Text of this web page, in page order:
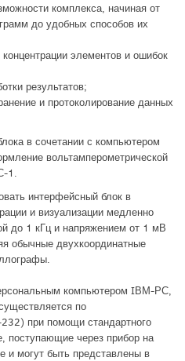
комплекса, начиная от
до удобных способов их
элементов и ошибок
результатов;
и протоколирование данных
в сочетании с компьютером
вольтамперометрической
1.
интерфейсный блок в
и визуализации медленно
до 1 кГц и напряжением от 1 мВ
обычные двухкоординатные
компьютером IВМ-РС,
по
при помощи стандартного
поступающие через прибор на
и могут быть представлены в